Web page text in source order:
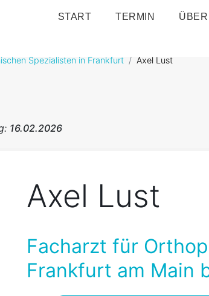
START TERMIN
Spezialisten in Frankfurt Axel Lust
16.02.2026
Axel Lust
Facharzt für
Frankfurt am Main